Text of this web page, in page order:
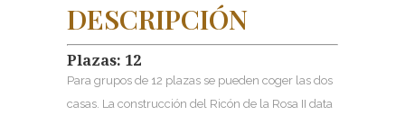
DESCRIPCIÓN
Plazas: 12
Para grupos de 12 plazas se pueden coger las dos
casas. La construcción del Ricón de la Rosa II data